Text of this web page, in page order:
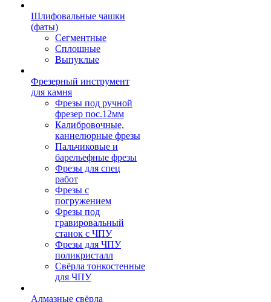
Шлифовальные чашки
(фаты)
Сегментные
Сплошные
Выпуклые
Фрезерный инструмент
для камня
Фрезы под ручной
фрезер пос.12мм
Калибровочные,
каннелюрные фрезы
Пальчиковые и
барельефные фрезы
Фрезы для спец
работ
Фрезы с
погружением
Фрезы под
гравировальный
станок с ЧПУ
Фрезы для ЧПУ
поликристалл
Свёрла тонкостенные
для ЧПУ
Алмазные свёрла